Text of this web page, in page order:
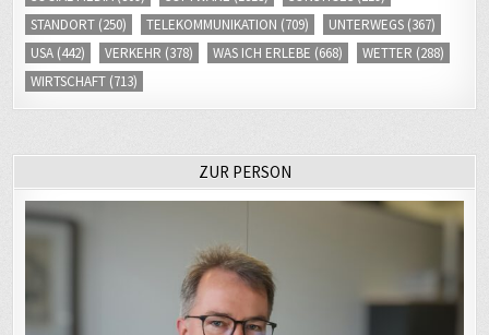
STANDORT (250) TELEKOMMUNIKATION (709) UNTERWEGS (367)
USA (442) VERKEHR (378) WAS ICH ERLEBE (668) WETTER (288)
WIRTSCHAFT (713)
ZUR PERSON